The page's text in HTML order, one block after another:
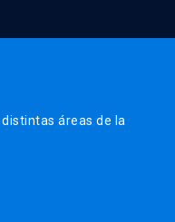
áreas de la